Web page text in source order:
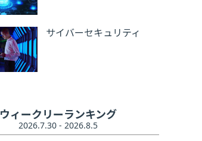
サイバーセキュリティ
ウィークリーランキング
2026.7.30 - 2026.8.5